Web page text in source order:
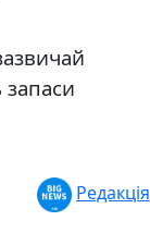
Редакція